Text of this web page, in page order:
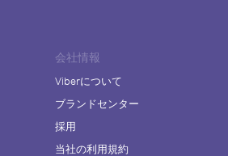
会社情報
Viberについて
ブランドセンター
採用
当社の利用規約